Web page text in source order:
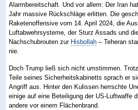
Alarmbereitschaft. Und vor allem: Der Iran
Jahr massive Rückschläge erlitten. Die
Raketenoffensive vom 14. April 2024, die
Luftabwehrsysteme, der Sturz Assads und
Nachschubrouten zur Hisbollah – Teheran
nie.
Doch Trump ließ sich nicht umstimmen.
Teile seines Sicherheitskabinetts sprach er
Angriff aus. Hinter den Kulissen herrschte
einige auf eine Beteiligung der US-Luftwaffe
andere vor einem Flächenbrand.